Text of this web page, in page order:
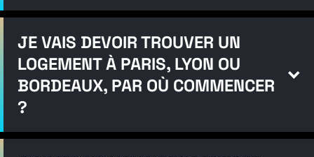
JE VAIS DEVOIR TROUVER UN
LOGEMENT À PARIS, LYON OU
BORDEAUX, PAR OÙ COMMENCER
?